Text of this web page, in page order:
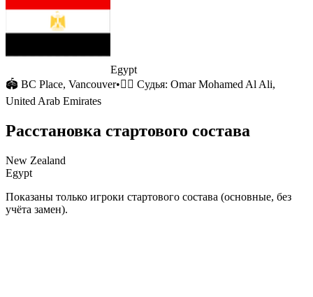
Egypt
🏟 BC Place, Vancouver•🧑‍⚖️ Судья: Omar Mohamed Al Ali,
United Arab Emirates
Расстановка стартового состава
New Zealand
Egypt
Показаны только игроки стартового состава (основные, без
учёта замен).